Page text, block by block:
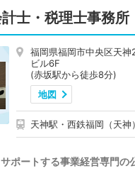
士・税理士事務所
福岡県福岡市中央区天
ビル6F
(赤坂駅から徒歩8分)
地図
天神駅・西鉄福岡（天神
ポートする事業経営専門の